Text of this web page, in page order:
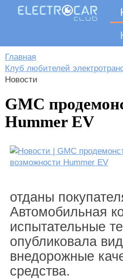
Главная
Клуб любителей
Новости
GMC
Hummer EV
отданы
Автомобильная
испытательные
опубликовала
внедорожные
средства.
90
Начало продаж -